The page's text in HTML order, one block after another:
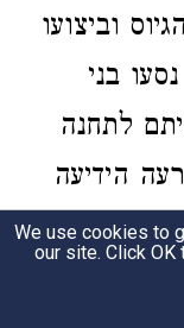
וביצועו
בני
לתחנה
הידיעה
ועל
We use cookies to
our site. Click OK